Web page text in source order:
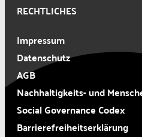
RECHTLICHES
Impressum
Datenschutz
AGB
Nachhaltigkeits- und
Social Governance Codex
Barrierefreiheitserklärung